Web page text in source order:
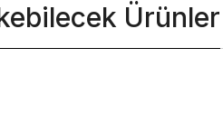
Ürünler